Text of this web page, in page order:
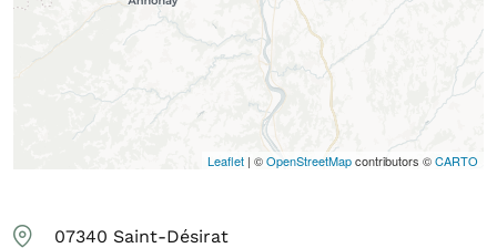
Leaflet | ©OpenStreetMapcontributors ©CARTO
07340 Saint-Désirat